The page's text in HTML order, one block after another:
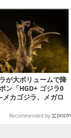
が大ボリュームで降
ン「HGD+ ゴジラ0
カゴジラ、メガロ
全4種
Recommended by